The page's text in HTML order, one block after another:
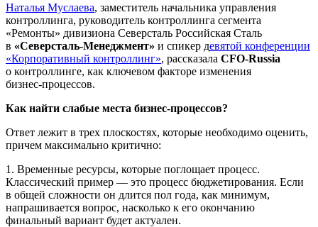
Наталья Муслаева, заместитель начальника управления
контроллинга, руководитель контроллинга сегмента
«Ремонты» дивизиона Северсталь Российская Сталь
в «Северсталь-Менеджмент» и спикер девятой конференции
«Корпоративный контроллинг», рассказала CFO-Russia
о контроллинге, как ключевом факторе изменения
бизнес-процессов.
Как найти слабые места бизнес-процессов?
Ответ лежит в трех плоскостях, которые необходимо оценить,
причем максимально критично:
1. Временные ресурсы, которые поглощает процесс.
Классический пример — это процесс бюджетирования. Если
в общей сложности он длится пол года, как минимум,
напрашивается вопрос, насколько к его окончанию
финальный вариант будет актуален.